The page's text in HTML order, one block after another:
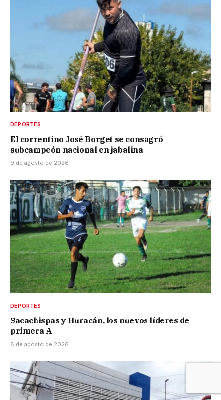
DEPORTES
El correntino José Borget se consagró
subcampeón nacional en jabalina
9 de agosto de 2026
DEPORTES
Sacachispas y Huracán, los nuevos líderes de
primera A
8 de agosto de 2026